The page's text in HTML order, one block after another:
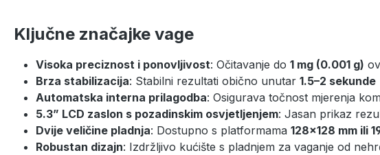
Ključne značajke vage
Visoka preciznost i ponovljivost: Očitavanje do 1 mg (0.001 g)
Brza stabilizacija: Stabilni rezultati obično unutar 1.5–2 sekunde
Automatska interna prilagodba: Osigurava točnost mjerenja
5.3” LCD zaslon s pozadinskim osvjetljenjem: Jasan prikaz
Dvije veličine pladnja: Dostupno s platformama 128×128 mm ili
Robustan dizajn: Izdržljivo kućište s pladnjem za vaganje od